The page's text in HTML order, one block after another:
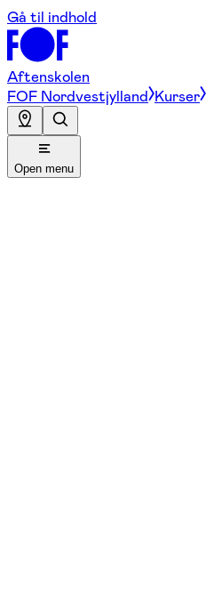
Gå til indhold
Aftenskolen
FOF Nordvestjylland Kurser
Open menu